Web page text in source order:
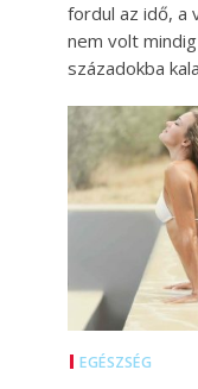
fordul az idő, a
nem volt
századokba
EGÉSZSÉG